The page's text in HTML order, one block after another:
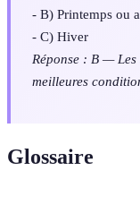
- B) Printemps ou
- C) Hiver
Réponse : B —
meilleures
Glossaire